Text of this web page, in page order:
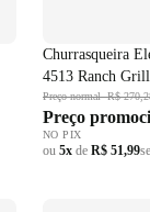
Churrasqueira
4513 Ranch
Preço normalR$
Preço
NO PIX
ou 5x de R$ 51,99